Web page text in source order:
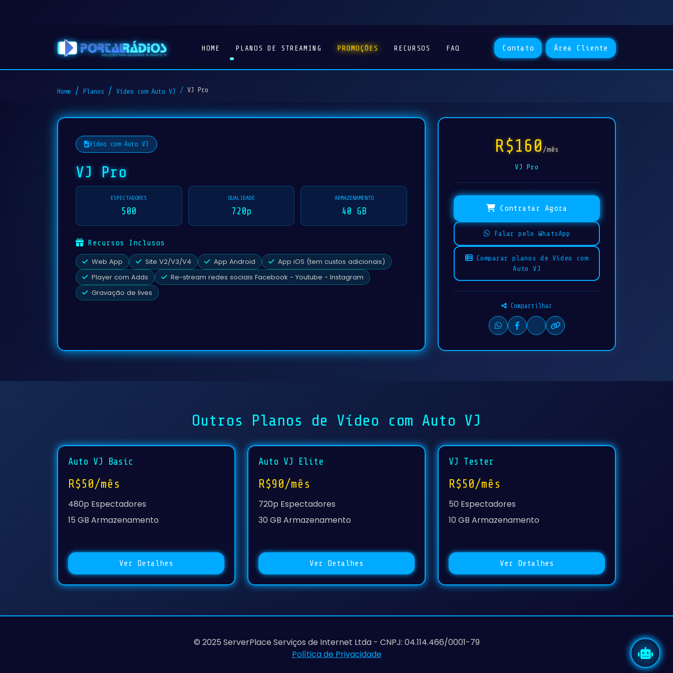
HOME PLANOS DE STREAMING PROMOÇÕES RECURSOS FAQ Contato Área Cliente
Home Planos Vídeo com Auto VJ VJ Pro
Vídeo com Auto VJ
VJ Pro
ESPECTADORES
500
QUALIDADE
720p
ARMAZENAMENTO
40 GB
Recursos Inclusos
Web App Site V2/V3/V4 App Android
App iOS (tem custos adicionais)
Player com Adds
Re-stream redes sociais Facebook - Youtube - Instagram
Gravação de lives
R$160 /mês
VJ Pro
Contratar Agora
Falar pelo WhatsApp
Comparar planos de Vídeo com
Auto VJ
Compartilhar
Outros Planos de Vídeo com Auto VJ
Auto VJ Basic
R$50/mês
480p Espectadores
15 GB Armazenamento
Ver Detalhes
Auto VJ Elite
R$90/mês
720p Espectadores
30 GB Armazenamento
Ver Detalhes
VJ Tester
R$50/mês
50 Espectadores
10 GB Armazenamento
Ver Detalhes
© 2025 ServerPlace Serviços de Internet Ltda - CNPJ: 04.114.466/0001-79
Política de Privacidade